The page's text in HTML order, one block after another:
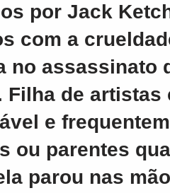
por Jack
com a
no assassinato
Filha de
e
ou parentes
parou nas